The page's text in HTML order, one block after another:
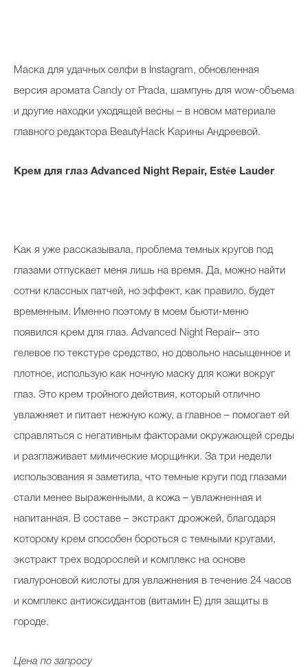
Маска для удачных селфи в Instagram, обновленная
версия аромата Candy от Prada, шампунь для wow-объема
и другие находки уходящей весны – в новом материале
главного редактора BeautyHack Карины Андреевой.
Крем для глаз Advanced Night Repair, Estée Lauder
Как я уже рассказывала, проблема темных кругов под
глазами отпускает меня лишь на время. Да, можно найти
сотни классных патчей, но эффект, как правило, будет
временным. Именно поэтому в моем бьюти-меню
появился крем для глаз. Advanced Night Repair– это
гелевое по текстуре средство, но довольно насыщенное и
плотное, использую как ночную маску для кожи вокруг
глаз. Это крем тройного действия, который отлично
увлажняет и питает нежную кожу, а главное – помогает ей
справляться с негативным факторами окружающей среды
и разглаживает мимические морщинки. За три недели
использования я заметила, что темные круги под глазами
стали менее выраженными, а кожа – увлажненная и
напитанная. В составе – экстракт дрожжей, благодаря
которому крем способен бороться с темными кругами,
экстракт трех водорослей и комплекс на основе
гиалуроновой кислоты для увлажнения в течение 24 часов
и комплекс антиоксидантов (витамин Е) для защиты в
городе.
Цена по запросу